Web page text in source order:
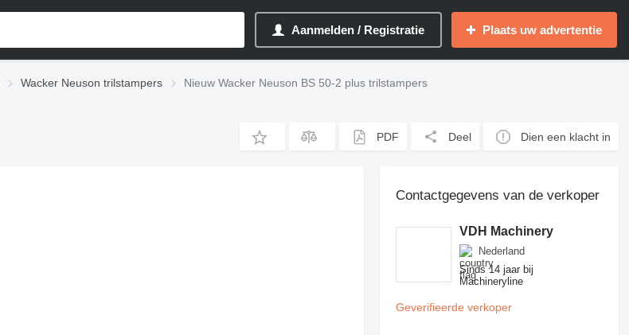
Aanmelden / Registratie Plaats uw advertentie
Wacker Neuson trilstampers Nieuw Wacker Neuson BS 50-2 plus trilstampers
PDF Deel Dien een klacht in
Contactgegevens van de verkoper
VDH Machinery
Nederland
Sinds 14 jaar bij
Machineryline
Geverifieerde verkoper